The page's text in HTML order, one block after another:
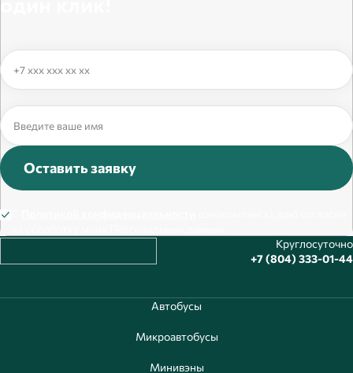
Оставить заявку
Круглосуточно
+7 (804) 333-01-44
Автобусы
Микроавтобусы
Минивэны